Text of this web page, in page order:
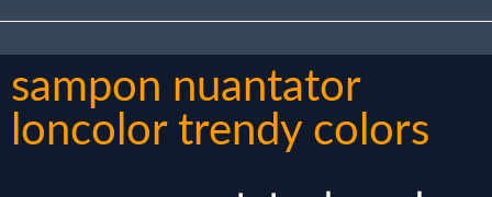
sampon nuantator
loncolor trendy colors